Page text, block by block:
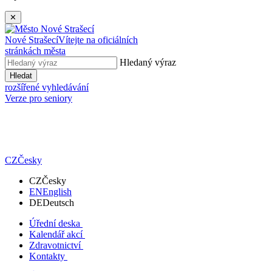
✕
Nové StrašecíVítejte na oficiálních
stránkách města
Hledaný výraz
Hledat
rozšířené vyhledávání
Verze pro seniory
CZČesky
CZČesky
ENEnglish
DEDeutsch
Úřední deska
Kalendář akcí
Zdravotnictví
Kontakty